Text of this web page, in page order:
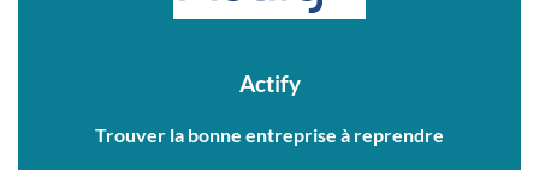
Actify
Trouver la bonne entreprise à reprendre